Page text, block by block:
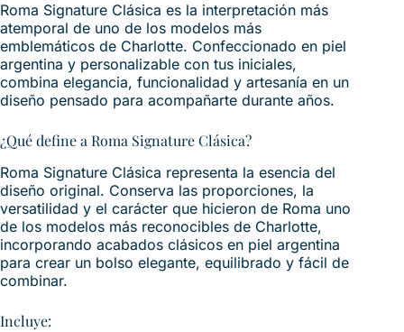
Roma Signature Clásica es la interpretación más
atemporal de uno de los modelos más
emblemáticos de Charlotte. Confeccionado en piel
argentina y personalizable con tus iniciales,
combina elegancia, funcionalidad y artesanía en un
diseño pensado para acompañarte durante años.
¿Qué define a Roma Signature Clásica?
Roma Signature Clásica representa la esencia del
diseño original. Conserva las proporciones, la
versatilidad y el carácter que hicieron de Roma uno
de los modelos más reconocibles de Charlotte,
incorporando acabados clásicos en piel argentina
para crear un bolso elegante, equilibrado y fácil de
combinar.
Incluye: